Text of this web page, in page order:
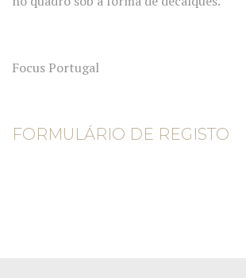
Focus Portugal
FORMULÁRIO DE REGISTO